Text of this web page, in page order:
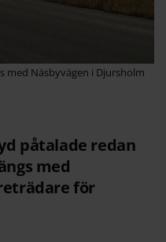
med Näsbyvägen i Djursholm
påtalade redan
med
för